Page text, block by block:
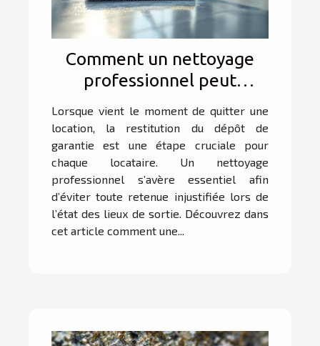
Comment un nettoyage
professionnel peut
garantie ?
Lorsque vient le moment de quitter une
location, la restitution du dépôt de
garantie est une étape cruciale pour
chaque locataire. Un nettoyage
professionnel s’avère essentiel afin
d’éviter toute retenue injustifiée lors de
l’état des lieux de sortie. Découvrez dans
cet article comment une...